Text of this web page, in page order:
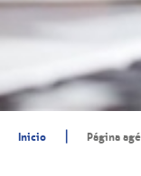
Inicio | Página